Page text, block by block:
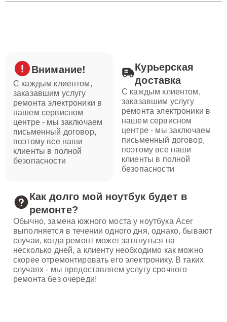
Внимание!
С каждым клиентом,
заказавшим услугу
ремонта электроники в
нашем сервисном
центре - мы заключаем
письменный договор,
поэтому все наши
клиенты в полной
безопасности
Курьерская
доставка
С каждым клиентом,
заказавшим услугу
ремонта электроники в
нашем сервисном
центре - мы заключаем
письменный договор,
поэтому все наши
клиенты в полной
безопасности
Как долго мой ноутбук будет в
ремонте?
Обычно, замена южного моста у ноутбука Acer
выполняется в течении одного дня, однако, бывают
случаи, когда ремонт может затянуться на
несколько дней, а клиенту необходимо как можно
скорее отремонтировать его электронику. В таких
случаях - мы предоставляем услугу срочного
ремонта без очереди!